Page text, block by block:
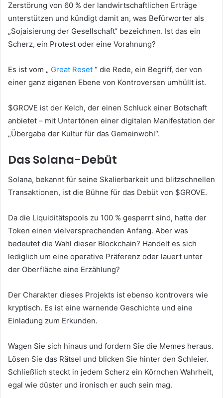
Zerstörung von 60 % der landwirtschaftlichen Erträge
unterstützen und kündigt damit an, was Befürworter als
„Sojaisierung der Gesellschaft“ bezeichnen. Ist das ein
Scherz, ein Protest oder eine Vorahnung?
Es ist vom „ Great Reset “ die Rede, ein Begriff, der von
einer ganz eigenen Ebene von Kontroversen umhüllt ist.
$GROVE ist der Kelch, der einen Schluck einer Botschaft
anbietet – mit Untertönen einer digitalen Manifestation der
„Übergabe der Kultur für das Gemeinwohl“.
Das Solana-Debüt
Solana, bekannt für seine Skalierbarkeit und blitzschnellen
Transaktionen, ist die Bühne für das Debüt von $GROVE.
Da die Liquiditätspools zu 100 % gesperrt sind, hatte der
Token einen vielversprechenden Anfang. Aber was
bedeutet die Wahl dieser Blockchain? Handelt es sich
lediglich um eine operative Präferenz oder lauert unter
der Oberfläche eine Erzählung?
Der Charakter dieses Projekts ist ebenso kontrovers wie
kryptisch. Es ist eine warnende Geschichte und eine
Einladung zum Erkunden.
Wagen Sie sich hinaus und fordern Sie die Memes heraus.
Lösen Sie das Rätsel und blicken Sie hinter den Schleier.
Schließlich steckt in jedem Scherz ein Körnchen Wahrheit,
egal wie düster und ironisch er auch sein mag.